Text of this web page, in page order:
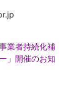
業者持続化補
」開催のお知